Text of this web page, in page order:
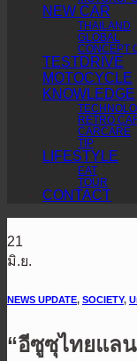
NEW CAR
THAILAND
GLOBAL
CONCEPT
TESTDRIVE
MOTOCYCLE
KNOWLEDGE
RETRO
CARCARE
TIP
LIFESTYLE
EAT
TOUR
CONTACT
21
มิ.ย.
NEWS UPDATE, SOCIETY,
“อีซูซุไทยแล